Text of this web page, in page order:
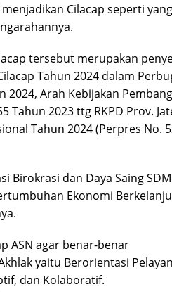
Cilacap seperti
tersebut merupakan
Tahun 2024 dalam
2024, Arah Kebijakan
Tahun 2023 ttg RKPD Prov.
Tahun 2024 (Perpres No.
Birokrasi dan Daya Saing
Ekonomi
ASN agar benar-benar
yaitu Berorientasi
dan Kolaboratif.